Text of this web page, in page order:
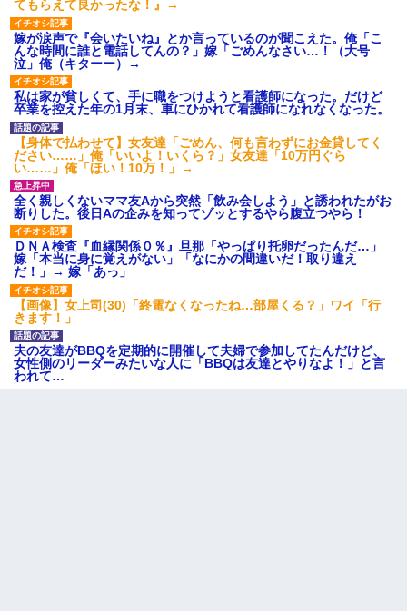
てもらえて良かったな！』→
嫁が涙声で『会いたいね』とか言っているのが聞こえた。俺「こ
んな時間に誰と電話してんの？」嫁「ごめんなさい…！（大号
泣」俺（キターー）→
私は家が貧しくて、手に職をつけようと看護師になった。だけど
卒業を控えた年の1月末、車にひかれて看護師になれなくなった。
【身体で払わせて】女友達「ごめん、何も言わずにお金貸してく
ださい……」俺「いいよ！いくら？」女友達「10万円ぐら
い……」俺「ほい！10万！」→
全く親しくないママ友Aから突然「飲み会しよう」と誘われたがお
断りした。後日Aの企みを知ってゾッとするやら腹立つやら！
ＤＮＡ検査『血縁関係０％』旦那「やっぱり托卵だったんだ…」
嫁「本当に身に覚えがない」「なにかの間違いだ！取り違え
だ！」→ 嫁「あっ」
【画像】女上司(30)「終電なくなったね…部屋くる？」ワイ「行
きます！」
夫の友達がBBQを定期的に開催して夫婦で参加してたんだけど、
女性側のリーダーみたいな人に「BBQは友達とやりなよ！」と言
われて…